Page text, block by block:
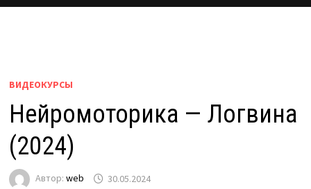
ВИДЕОКУРСЫ
Нейромоторика — Логвина
(2024)
Автор: web 30.05.2024